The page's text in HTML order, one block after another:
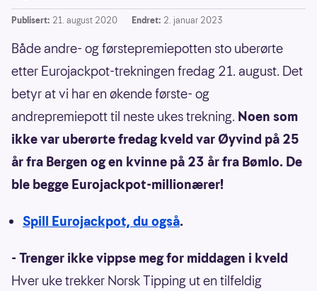
Publisert: 21. august 2020 Endret: 2. januar 2023
Både andre- og førstepremiepotten sto uberørte
etter Eurojackpot-trekningen fredag 21. august. Det
betyr at vi har en økende første- og
andrepremiepott til neste ukes trekning. Noen som
ikke var uberørte fredag kveld var Øyvind på 25
år fra Bergen og en kvinne på 23 år fra Bømlo. De
ble begge Eurojackpot-millionærer!
Spill Eurojackpot, du også.
- Trenger ikke vippse meg for middagen i kveld
Hver uke trekker Norsk Tipping ut en tilfeldig